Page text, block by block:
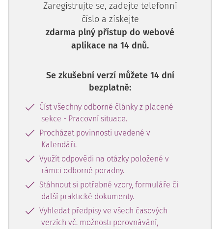
Zaregistrujte se, zadejte telefonní
číslo a získejte
zdarma plný přístup do webové
aplikace na 14 dnů.
Se zkušební verzí můžete 14 dní
bezplatně:
Číst všechny odborné články z placené
sekce - Pracovní situace.
Procházet povinnosti uvedené v
Kalendáři.
Využít odpovědi na otázky položené v
rámci odborné poradny.
Stáhnout si potřebné vzory, formuláře či
další praktické dokumenty.
Vyhledat předpisy ve všech časových
verzích vč. možnosti porovnávání,